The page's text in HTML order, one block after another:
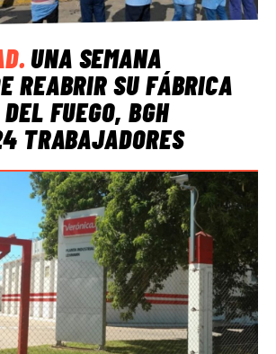
.UNA SEMANA
REABRIR SU FÁBRICA
FUEGO, BGH
TRABAJADORES